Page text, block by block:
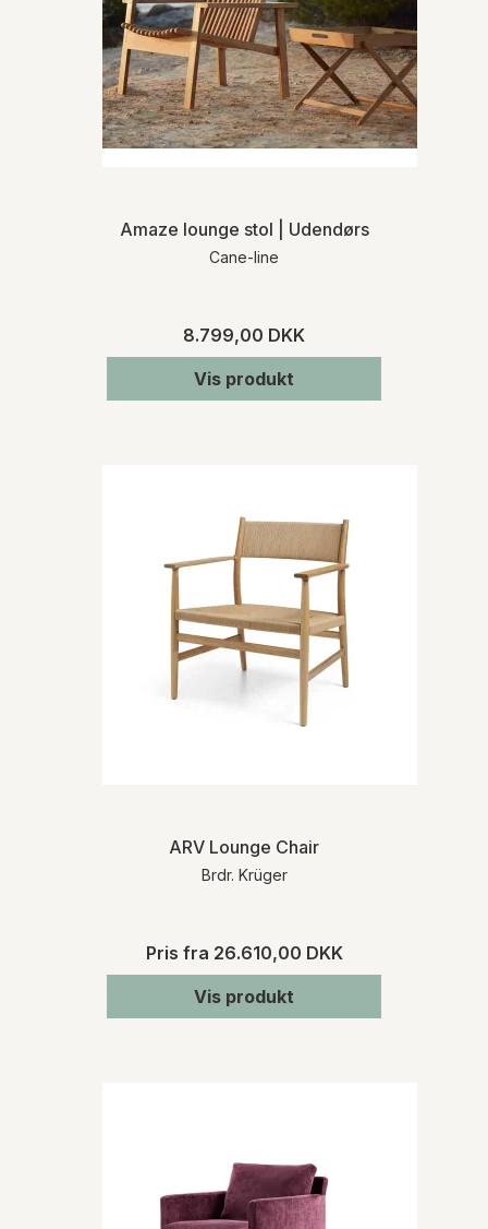
Amaze lounge stol | Udendørs
Cane-line
8.799,00 DKK
Vis produkt
ARV Lounge Chair
Brdr. Krüger
Pris fra 26.610,00 DKK
Vis produkt